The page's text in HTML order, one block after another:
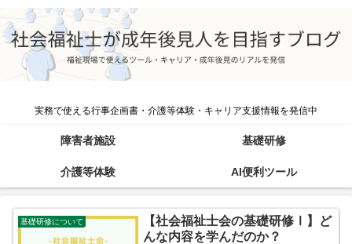
実務で使える行事企画書・介護等体験・キャリア支援情報を発信中
障害者施設 基礎研修
介護等体験 AI便利ツール
基礎研修について
【社会福祉士会の基礎研修Ⅰ】ど
んな内容を学んだのか？